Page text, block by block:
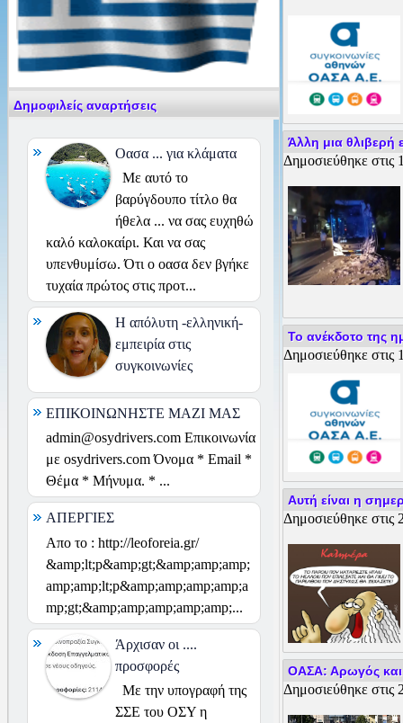
Άλλη μια θλιβερή
Δημοσιεύθηκε στις
Το ανέκδοτο της
Δημοσιεύθηκε στις
Αυτή είναι η
Δημοσιεύθηκε στις
ΟΑΣΑ: Αρωγός και
Δημοσιεύθηκε στις
Δημοφιλείς αναρτήσεις
Οασα ... για κλάματα
Με αυτό το
βαρύγδουπο τίτλο θα
ήθελα ... να σας ευχηθώ
καλό καλοκαίρι. Και να σας
υπενθυμίσω. Ότι ο οασα δεν βγήκε
τυχαία πρώτος στις προτ...
H απόλυτη -ελληνική-
εμπειρία στις
συγκοινωνίες
ΕΠΙΚΟΙΝΩΝΗΣΤΕ ΜΑΖΙ ΜΑΣ
admin@osydrivers.com Επικοινωνία
με osydrivers.com Όνομα * Email *
Θέμα * Μήνυμα. * ...
ΑΠΕΡΓΙΕΣ
Απο το : http://leoforeia.gr/
&amp;lt;p&amp;gt;&amp;amp;amp;
amp;amp;lt;p&amp;amp;amp;amp;a
mp;gt;&amp;amp;amp;amp;amp;...
Άρχισαν οι ....
προσφορές
Με την υπογραφή της
ΣΣΕ του ΟΣΥ η